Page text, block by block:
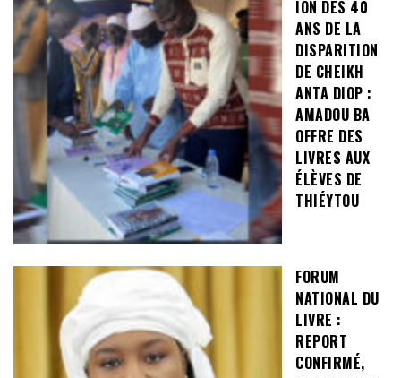
ION DES 40
ANS DE LA
DISPARITION
DE CHEIKH
ANTA DIOP :
AMADOU BA
OFFRE DES
LIVRES AUX
ÉLÈVES DE
THIÉYTOU
FORUM
NATIONAL DU
LIVRE :
REPORT
CONFIRMÉ,